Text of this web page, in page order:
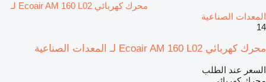
محرك كهربائي Ecoair AM 160 L02 لـ
المعدات الصناعية
14
محرك كهربائي Ecoair AM 160 L02 لـ المعدات الصناعية
السعر عند الطلب